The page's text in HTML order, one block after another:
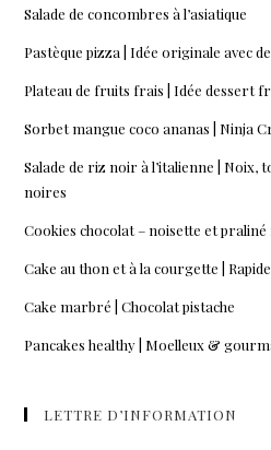
Salade de concombres à l’asiatique
Pastèque pizza | Idée originale avec
Plateau de fruits frais | Idée dessert
Sorbet mangue coco ananas | Ninja
Salade de riz noir à l’italienne | Noix,
noires
Cookies chocolat – noisette et
Cake au thon et à la courgette |
Cake marbré | Chocolat pistache
Pancakes healthy | Moelleux &
LETTRE D’INFORMATION